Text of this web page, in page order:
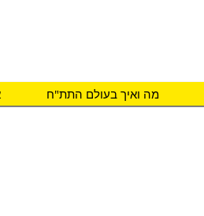
מה ואיך בעולם התת"ח